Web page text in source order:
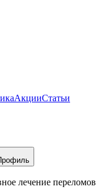
АкцииСтатьи
лечение переломов